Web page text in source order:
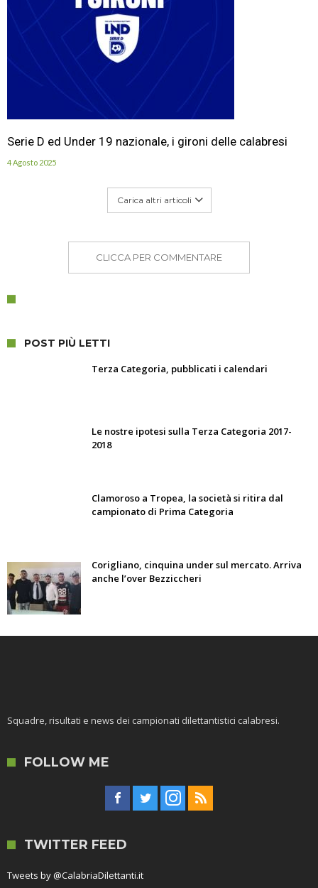
Serie D ed Under 19 nazionale, i gironi delle calabresi
4 Agosto 2025
Carica altri articoli
CLICCA PER COMMENTARE
POST PIÙ LETTI
Terza Categoria, pubblicati i calendari
Le nostre ipotesi sulla Terza Categoria 2017-
2018
Clamoroso a Tropea, la società si ritira dal
campionato di Prima Categoria
Corigliano, cinquina under sul mercato. Arriva
anche l’over Bezziccheri
Squadre, risultati e news dei campionati dilettantistici calabresi.
FOLLOW ME
TWITTER FEED
Tweets by @CalabriaDilettanti.it